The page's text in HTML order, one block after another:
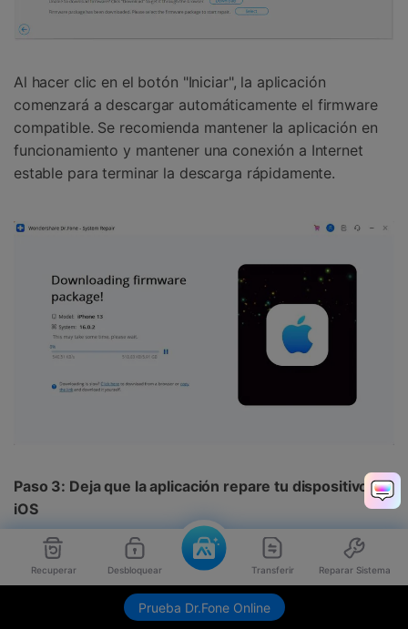
Recuperar Desbloquear Transferir Reparar Sistema
Prueba Dr.Fone Online
Al hacer clic en el botón "Iniciar", la aplicación
comenzará a descargar automáticamente el firmware
compatible. Se recomienda mantener la aplicación en
funcionamiento y mantener una conexión a Internet
estable para terminar la descarga rápidamente.
Paso 3: Deja que la aplicación repare tu dispositivo
iOS
Una vez descargado el firmware, la aplicación lo
verificará para asegurarse de que es compatible con tu